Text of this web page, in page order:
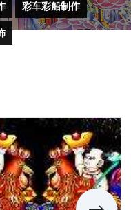
彩车彩船制作